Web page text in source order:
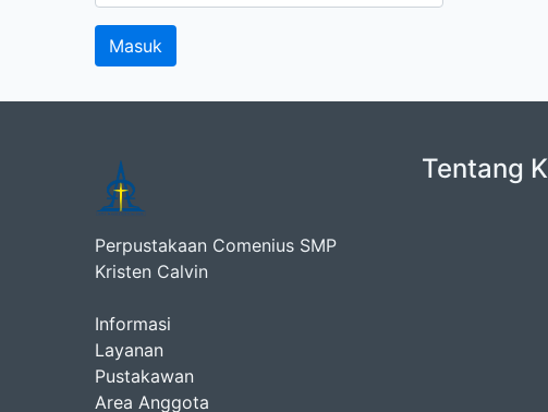
Perpustakaan Comenius SMP
Kristen Calvin
Informasi
Layanan
Pustakawan
Area Anggota
Tentang